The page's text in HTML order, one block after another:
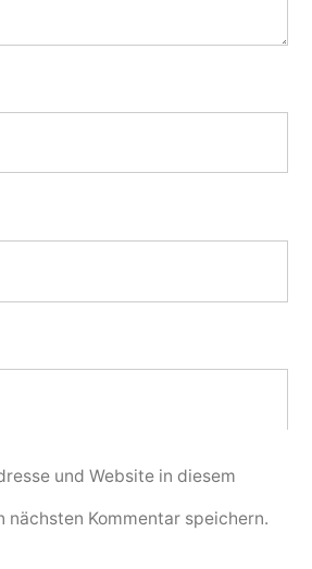
und Website in diesem
nächsten Kommentar speichern.